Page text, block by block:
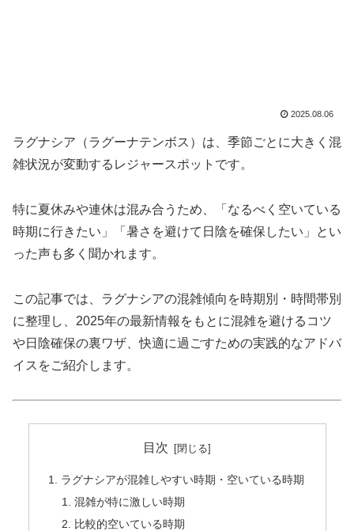
2025.08.06
ラグナシア（ラグーナテンボス）は、季節ごとに大きく混
雑状況が変動するレジャースポットです。
特に夏休みや連休は混み合うため、「なるべく空いている
時期に行きたい」「暑さを避けて日陰を確保したい」とい
った声も多く聞かれます。
この記事では、ラグナシアの混雑傾向を時期別・時間帯別
に整理し、2025年の最新情報をもとに混雑を避けるコツ
や日陰確保の裏ワザ、快適に過ごすための実践的なアドバ
イスをご紹介します。
目次
ラグナシアが混雑しやすい時期・空いている時期
混雑が特に激しい時期
比較的空いている時期